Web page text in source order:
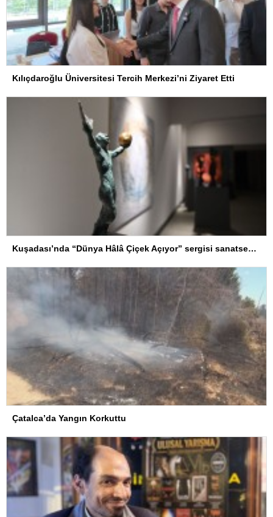
Kılıçdaroğlu Üniversitesi Tercih Merkezi’ni Ziyaret Etti
Kuşadası’nda “Dünya Hâlâ Çiçek Açıyor” sergisi sanatseverlerle buluşuyor
Çatalca’da Yangın Korkuttu